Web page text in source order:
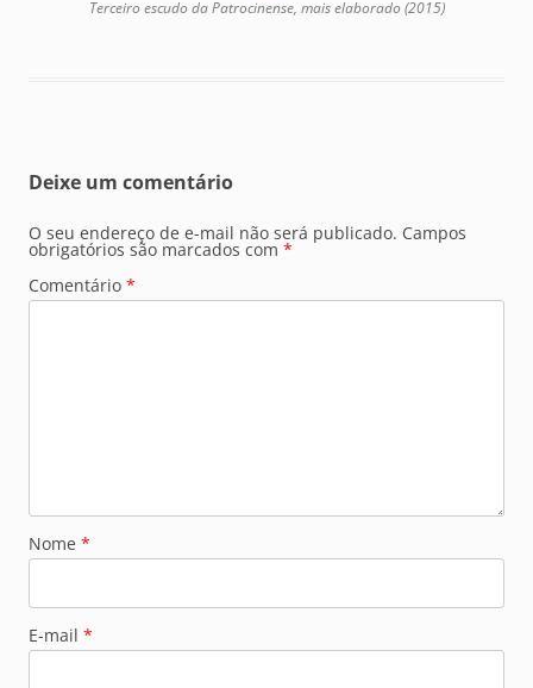
Terceiro escudo da Patrocinense, mais elaborado (2015)
Deixe um comentário
O seu endereço de e-mail não será publicado. Campos
obrigatórios são marcados com *
Comentário *
Nome *
E-mail *